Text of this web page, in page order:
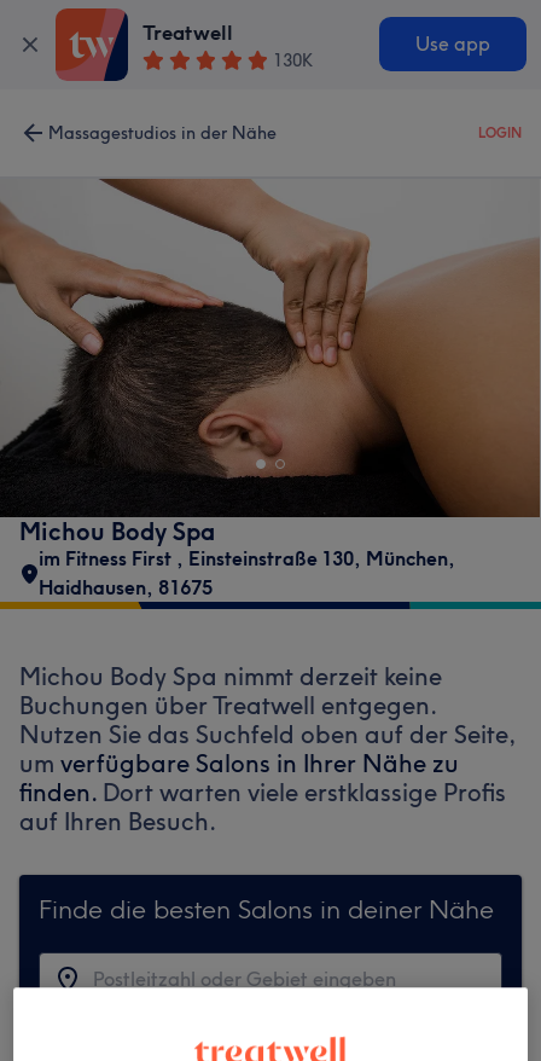
Treatwell
130K
Use app
Massagestudios in der Nähe LOGIN
Michou Body Spa
im Fitness First , Einsteinstraße 130, München,
Haidhausen, 81675
Michou Body Spa nimmt derzeit keine
Buchungen über Treatwell entgegen.
Nutzen Sie das Suchfeld oben auf der Seite,
um verfügbare Salons in Ihrer Nähe zu
finden. Dort warten viele erstklassige Profis
auf Ihren Besuch.
Finde die besten Salons in deiner Nähe
Auf Treatwell finden